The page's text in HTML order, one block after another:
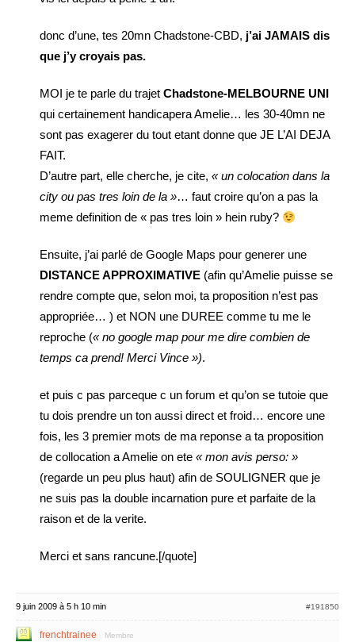
donc d’une, tes 20mn Chadstone-CBD, j’ai JAMAIS dis
que j’y croyais pas.
MOI je te parle du trajet Chadstone-MELBOURNE UNI
qui certainement handicapera Amelie… les 30-40mn ne
sont pas exagerer du tout etant donne que JE L’AI DEJA
FAIT.
D’autre part, elle cherche, je cite, « un colocation dans la
city ou pas tres loin de la »… faut croire qu’on a pas la
meme definition de « pas tres loin » hein ruby?
Ensuite, j’ai parlé de Google Maps pour generer une
DISTANCE APPROXIMATIVE (afin qu’Amelie puisse se
rendre compte que, selon moi, ta proposition n’est pas
appropriée… ) et NON une DUREE comme tu me le
reproche (« no google map pour me dire combien de
temps ca prend! Merci Vince »).
et puis c pas parceque c un forum et qu’on se tutoie que
tu dois prendre un ton aussi direct et froid… encore une
fois, les 3 premier mots de ma reponse a ta proposition
de collocation a Amelie on ete « mon avis perso: »
(regarde un peu plus haut) afin de SOULIGNER que je
ne suis pas la double incarnation pure et parfaite de la
raison et de la verite.
Merci et sans rancune.[/quote]
9 juin 2009 à 5 h 10 min #191850
frenchtrainee Membre